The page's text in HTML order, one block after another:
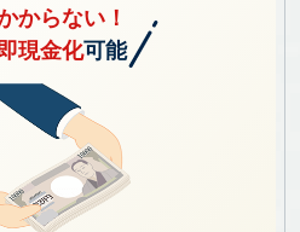
からない！
現金化可能